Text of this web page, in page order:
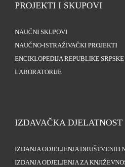
PROJEKTI I SKUPOVI
NAUČNI SKUPOVI
NAUČNO-ISTRAŽIVAČKI PROJEKTI
ENCIKLOPEDIJA REPUBLIKE SRPSKE
LABORATORIJE
IZDAVAČKA DJELATNOST
IZDANJA ODJELJENJA DRUŠTVENIH
IZDANJA ODJELJENJA ZA